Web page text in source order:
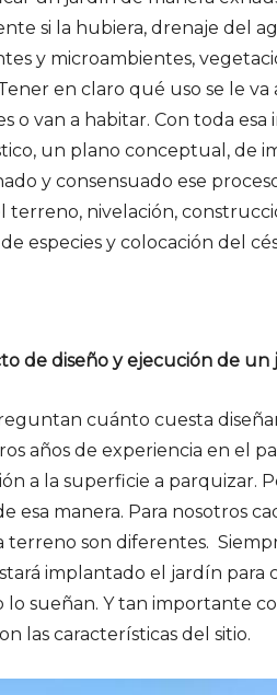
si la hubiera, drenaje del
y microambientes,
en claro qué uso se le
o van a habitar. Con toda
un plano conceptual, de
y consensuado ese
nivelación,
especies y colocación del
de diseño y ejecución de un
cuánto cuesta
años de experiencia en el
a la superficie a parquizar.
esa manera. Para nosotros
terreno son diferentes.
implantado el jardín para
lo sueñan. Y tan importante
las características del sitio.